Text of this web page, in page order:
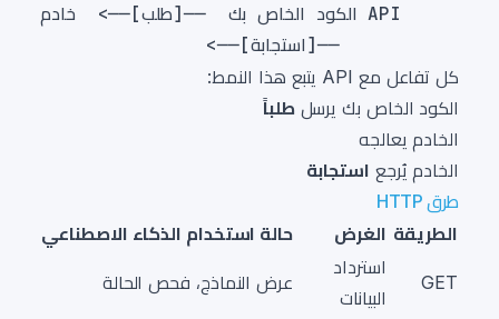
               <──[استجابة]──
كل تفاعل مع API يتبع هذا النمط:
الكود الخاص بك يرسلطلباً
الخادم يعالجه
الخادم يُرجع استجابة
طرق HTTP
الطريقة الغرض حالة استخدام الذكاء الاصطناعي
GET
استرداد
البيانات
عرض النماذج، فحص الحالة